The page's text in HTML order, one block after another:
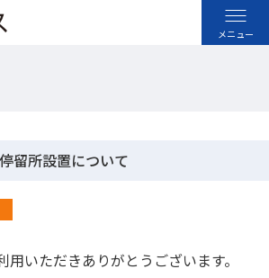
留所設置について
いただきありがとうございます。